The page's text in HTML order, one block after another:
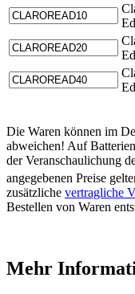
Die Waren können im
abweichen! Auf
der Veranschaulichung
angegebenen Preise
zusätzliche vertragliche
Bestellen von Waren
Mehr